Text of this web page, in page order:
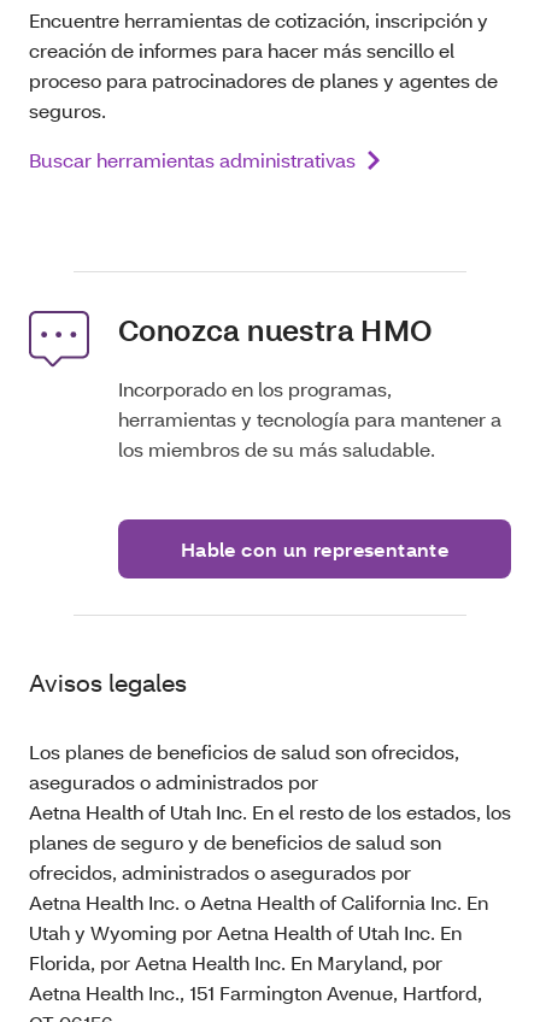
Encuentre herramientas de cotización, inscripción y
creación de informes para hacer más sencillo el
proceso para patrocinadores de planes y agentes de
seguros.
Buscar herramientas administrativas
Conozca nuestra HMO
Incorporado en los programas,
herramientas y tecnología para mantener a
los miembros de su más saludable.
Hable con un representante
Avisos legales
Los planes de beneficios de salud son ofrecidos,
asegurados o administrados por
Aetna Health of Utah Inc. En el resto de los estados, los
planes de seguro y de beneficios de salud son
ofrecidos, administrados o asegurados por
Aetna Health Inc. o Aetna Health of California Inc. En
Utah y Wyoming por Aetna Health of Utah Inc. En
Florida, por Aetna Health Inc. En Maryland, por
Aetna Health Inc., 151 Farmington Avenue, Hartford,